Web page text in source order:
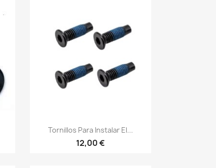
Vista rápida
Tornillos Para Instalar El...
12,00 €